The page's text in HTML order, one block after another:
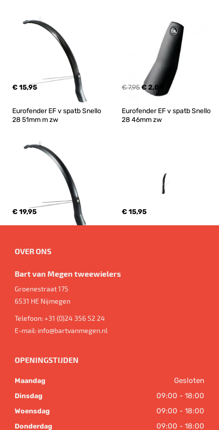
€ 15,95 € 7,95€ 2,00
Eurofender EF v spatb Snello
28 51mm m zw
€ 19,95
Eurofender EF v spatb Snello
28 46mm zw
€ 15,95
OVER ONS
Bart van Megen tweewielers
Groenestraat 175
6531 HE Nijmegen
Telefoon:+31 (0)24 356 52 24
E-mail: info@bartvanmegen.nl
OPENINGSTIJDEN
Maandag Gesloten
Dinsdag 09:00 - 18:00
Woensdag 09:00 - 18:00
Donderdag 09:00 - 18:00